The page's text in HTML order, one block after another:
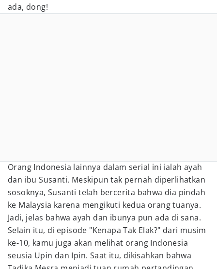
ada, dong!
Orang Indonesia lainnya dalam serial ini ialah ayah
dan ibu Susanti. Meskipun tak pernah diperlihatkan
sosoknya, Susanti telah bercerita bahwa dia pindah
ke Malaysia karena mengikuti kedua orang tuanya.
Jadi, jelas bahwa ayah dan ibunya pun ada di sana.
Selain itu, di episode "Kenapa Tak Elak?" dari musim
ke-10, kamu juga akan melihat orang Indonesia
seusia Upin dan Ipin. Saat itu, dikisahkan bahwa